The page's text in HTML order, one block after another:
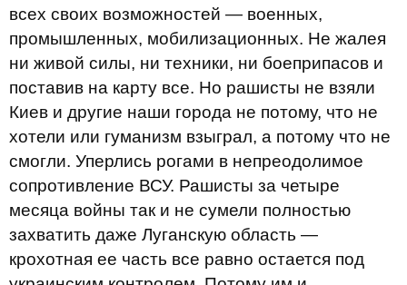
всех своих возможностей — военных,
промышленных, мобилизационных. Не жалея
ни живой силы, ни техники, ни боеприпасов и
поставив на карту все. Но рашисты не взяли
Киев и другие наши города не потому, что не
хотели или гуманизм взыграл, а потому что не
смогли. Уперлись рогами в непреодолимое
сопротивление ВСУ. Рашисты за четыре
месяца войны так и не сумели полностью
захватить даже Луганскую область —
крохотная ее часть все равно остается под